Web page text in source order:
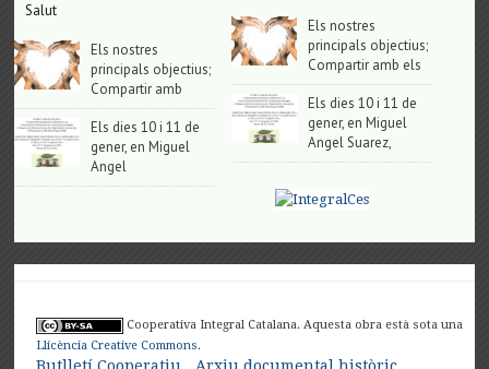
Salut
Els nostres
principals objectius;
Compartir amb
Els dies 10 i 11 de
gener, en Miguel
Angel
Els nostres
principals objectius;
Compartir amb els
Els dies 10 i 11 de
gener, en Miguel
Angel Suarez,
Cooperativa Integral Catalana. Aquesta obra està sota una
Llicència Creative Commons.